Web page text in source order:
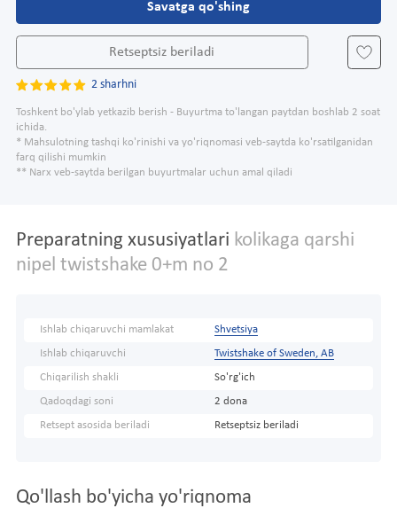
Savatga qo'shing
Retseptsiz beriladi
2 sharhni
Toshkent bo'ylab yetkazib berish - Buyurtma to'langan paytdan boshlab 2 soat
ichida.
* Mahsulotning tashqi ko'rinishi va yo'riqnomasi veb-saytda ko'rsatilganidan
farq qilishi mumkin
** Narx veb-saytda berilgan buyurtmalar uchun amal qiladi
Preparatning xususiyatlari kolikaga qarshi
nipel twistshake 0+m no 2
Ishlab chiqaruvchi mamlakat Shvetsiya
Ishlab chiqaruvchi Twistshake of Sweden, AB
Chiqarilish shakli So'rg'ich
Qadoqdagi soni 2 dona
Retsept asosida beriladi Retseptsiz beriladi
Qo'llash bo'yicha yo'riqnoma